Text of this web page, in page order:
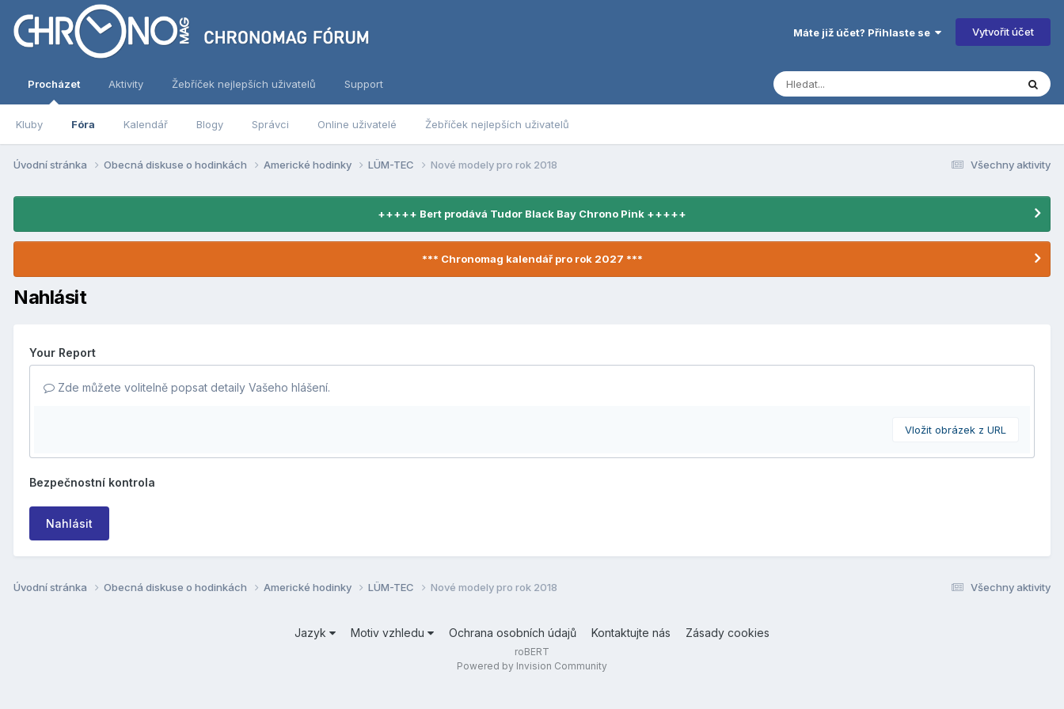
Máte již účet? Přihlaste se Vytvořit účet
Procházet
Kluby Fóra Kalendář Blogy Správci Online uživatelé Žebříček nejlepších uživatelů
Aktivity Žebříček nejlepších uživatelů Support
Všechny aktivity
Úvodní stránka Obecná diskuse o hodinkách Americké hodinky LÜM-TEC Nové modely pro rok 2018
+++++ Bert prodává Tudor Black Bay Chrono Pink +++++
*** Chronomag kalendář pro rok 2027 ***
Nahlásit
Your Report
Zde můžete volitelně popsat detaily Vašeho hlášení.
Vložit obrázek z URL
Bezpečnostní kontrola
Nahlásit
Všechny aktivity
Úvodní stránka Obecná diskuse o hodinkách Americké hodinky LÜM-TEC Nové modely pro rok 2018
Jazyk Motiv vzhledu Ochrana osobních údajů Kontaktujte nás Zásady cookies
roBERT
Powered by Invision Community